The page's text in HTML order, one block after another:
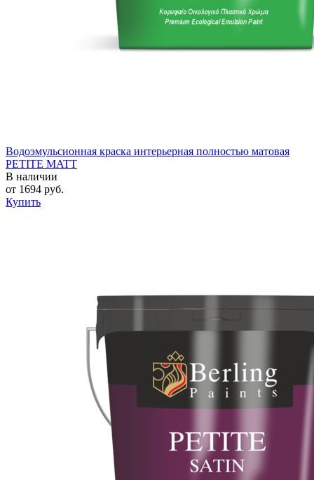
Водоэмульсионная краска интерьерная полностью матовая
PETITE MATT
В наличии
от 1694 руб.
Купить